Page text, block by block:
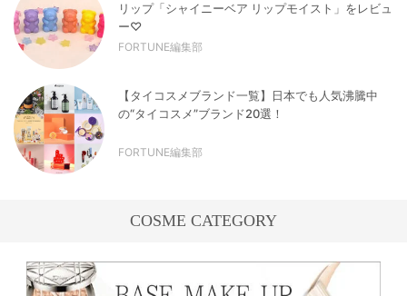
リップ「シャイニーベア リップモイスト」をレビュ
ー♡
FORTUNE編集部
【タイコスメブランド一覧】日本でも人気沸騰中
の“タイコスメ”ブランド20選！
FORTUNE編集部
COSME CATEGORY